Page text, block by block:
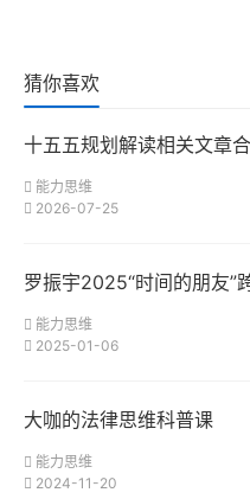
猜你喜欢
十五五规划解读相关文章
能力思维
2026-07-25
罗振宇2025“时间的朋友”
能力思维
2025-01-06
大咖的法律思维科普课
能力思维
2024-11-20